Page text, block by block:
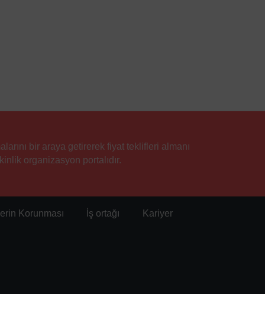
bir araya getirerek fiyat teklifleri almanı
organizasyon portalıdır.
Korunması İş ortağı Kariyer